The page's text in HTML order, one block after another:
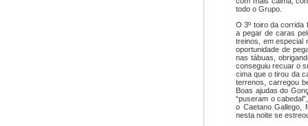
todo o Grupo.
O 3º toiro da corrida
a pegar de caras
treinos, em especial
oportunidade de
nas tábuas,
conseguiu recuar o
cima que o tirou da
terrenos, carregou
Boas ajudas do
“puseram o
o Caetano Gallego,
nesta noite se